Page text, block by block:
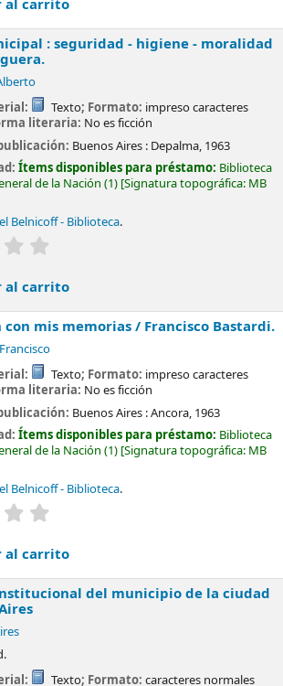
al carrito
: seguridad - higiene - moralidad
Texto; Formato: impreso caracteres
literaria: No es ficción
Buenos Aires : Depalma, 1963
Ítems disponibles para préstamo: Biblioteca
de la Nación (1) Signatura topográfica: MB
Belnicoff - Biblioteca.
al carrito
con mis memorias / Francisco Bastardi.
Texto; Formato: impreso caracteres
literaria: No es ficción
Buenos Aires :Ancora, 1963
Ítems disponibles para préstamo: Biblioteca
de la Nación (1) Signatura topográfica: MB
Belnicoff - Biblioteca.
al carrito
del municipio de la ciudad
Texto; Formato: caracteres normales